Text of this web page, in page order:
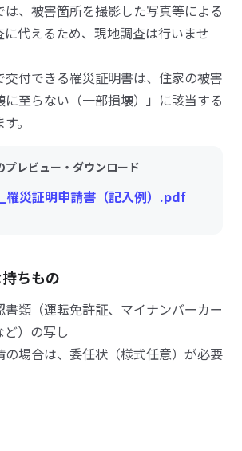
は、被害箇所を撮影した写真等による
代えるため、現地調査は行いませ
交付できる罹災証明書は、住家の被害
に至らない（一部損壊）」に該当する
。
プレビュー・ダウンロード
罹災証明申請書（記入例）.pdf
ちもの
書類（運転免許証、マイナンバーカー
ど）の写し
の場合は、委任状（様式任意）が必要